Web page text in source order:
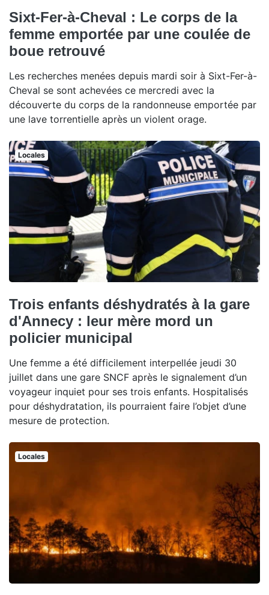
Sixt-Fer-à-Cheval : Le corps de la
femme emportée par une coulée de
boue retrouvé
Les recherches menées depuis mardi soir à Sixt-Fer-à-
Cheval se sont achevées ce mercredi avec la
découverte du corps de la randonneuse emportée par
une lave torrentielle après un violent orage.
Locales
Trois enfants déshydratés à la gare
d'Annecy : leur mère mord un
policier municipal
Une femme a été difficilement interpellée jeudi 30
juillet dans une gare SNCF après le signalement d’un
voyageur inquiet pour ses trois enfants. Hospitalisés
pour déshydratation, ils pourraient faire l’objet d’une
mesure de protection.
Locales